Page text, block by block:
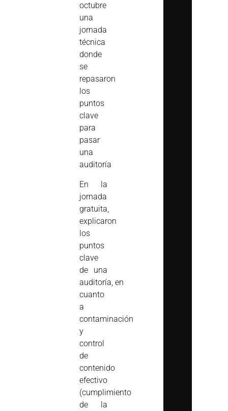
octubre
una
jornada
técnica
donde
se
repasaron
los
puntos
clave
para
pasar
una
auditoría
En la
jornada
gratuita,
explicaron
los
puntos
clave
de una
auditoría, en
cuanto
a
contaminación
y
control
de
contenido
efectivo
(cumplimiento
de la